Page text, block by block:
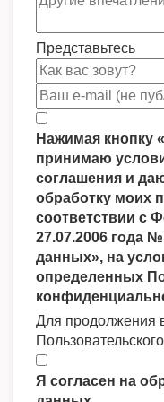
Представьтесь
Нажимая кнопку
принимаю
соглашения и
обработку моих
соответствии с
27.07.2006 года
данных», на
определенных
Для продолжения
Я согласен на